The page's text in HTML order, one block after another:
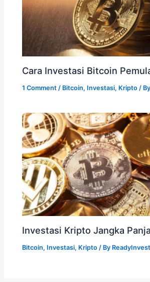
Cara Investasi Bitcoin
1 Comment / Bitcoin, Investasi, Kripto / By
Investasi Kripto Jangka
Bitcoin, Investasi, Kripto / By ReadyInvest